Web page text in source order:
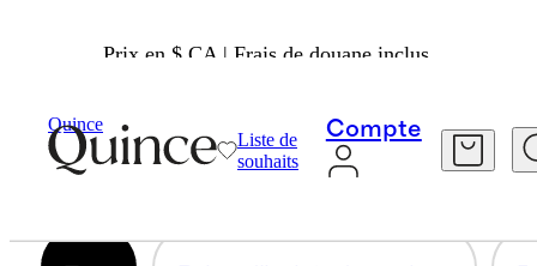
Prix en $ CA | Frais de douane inclus.
Quince
Liste de
souhaits
Compte
ROBES PAR OCCASION
138 articles